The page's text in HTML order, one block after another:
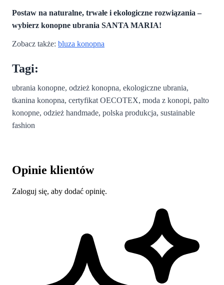
Postaw na naturalne, trwałe i ekologiczne rozwiązania –
wybierz konopne ubrania SANTA MARIA!
Zobacz także: bluza konopna
Tagi:
ubrania konopne, odzież konopna, ekologiczne ubrania,
tkanina konopna, certyfikat OECOTEX, moda z konopi, palto
konopne, odzież handmade, polska produkcja, sustainable
fashion
Opinie klientów
Zaloguj się, aby dodać opinię.